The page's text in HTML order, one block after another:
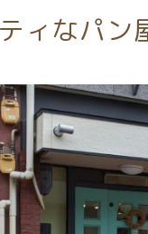
ィなパ